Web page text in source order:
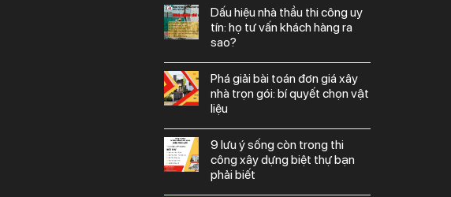
dấu hiệu nhà thầu thi công uy
tín: họ tư vấn khách hàng ra
sao?
phá giải bài toán đơn giá xây
nhà trọn gói: bí quyết chọn vật
liệu
9 lưu ý sống còn trong thi
công xây dựng biệt thự bạn
phải biết